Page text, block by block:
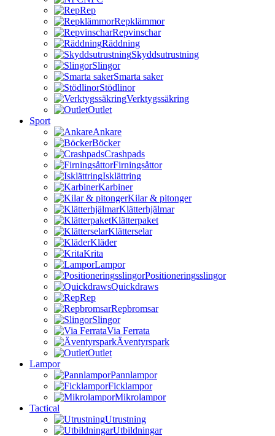
Rep
Repklämmor
Repvinschar
Räddning
Skyddsutrustning
Slingor
Smarta saker
Stödlinor
Verktygssäkring
Outlet
Sport
Ankare
Böcker
Crashpads
Firningsåttor
Isklättring
Karbiner
Kilar & pitonger
Klätterhjälmar
Klätterpaket
Klätterselar
Kläder
Krita
Lampor
Positioneringsslingor
Quickdraws
Rep
Repbromsar
Slingor
Via Ferrata
Äventyrspark
Outlet
Lampor
Pannlampor
Ficklampor
Mikrolampor
Tactical
Utrustning
Utbildningar